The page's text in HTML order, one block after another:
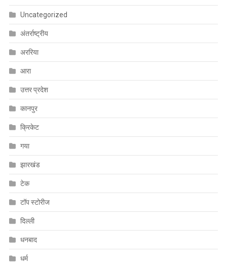
Uncategorized
अंतर्राष्ट्रीय
अररिया
आरा
उत्तर प्रदेश
कानपुर
क्रिकेट
गया
झारखंड
टेक
टॉप स्टोरीज
दिल्ली
धनबाद
धर्म